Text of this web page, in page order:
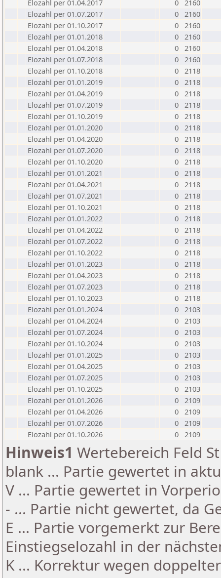
Elozahl per 01.04.2017
0 2160
Elozahl per 01.07.2017
0 2160
Elozahl per 01.10.2017
0 2160
Elozahl per 01.01.2018
0 2160
Elozahl per 01.04.2018
0 2160
Elozahl per 01.07.2018
0 2160
Elozahl per 01.10.2018
0 2118
Elozahl per 01.01.2019
0 2118
Elozahl per 01.04.2019
0 2118
Elozahl per 01.07.2019
0 2118
Elozahl per 01.10.2019
0 2118
Elozahl per 01.01.2020
0 2118
Elozahl per 01.04.2020
0 2118
Elozahl per 01.07.2020
0 2118
Elozahl per 01.10.2020
0 2118
Elozahl per 01.01.2021
0 2118
Elozahl per 01.04.2021
0 2118
Elozahl per 01.07.2021
0 2118
Elozahl per 01.10.2021
0 2118
Elozahl per 01.01.2022
0 2118
Elozahl per 01.04.2022
0 2118
Elozahl per 01.07.2022
0 2118
Elozahl per 01.10.2022
0 2118
Elozahl per 01.01.2023
0 2118
Elozahl per 01.04.2023
0 2118
Elozahl per 01.07.2023
0 2118
Elozahl per 01.10.2023
0 2118
Elozahl per 01.01.2024
0 2103
Elozahl per 01.04.2024
0 2103
Elozahl per 01.07.2024
0 2103
Elozahl per 01.10.2024
0 2103
Elozahl per 01.01.2025
0 2103
Elozahl per 01.04.2025
0 2103
Elozahl per 01.07.2025
0 2103
Elozahl per 01.10.2025
0 2103
Elozahl per 01.01.2026
0 2109
Elozahl per 01.04.2026
0 2109
Elozahl per 01.07.2026
0 2109
Elozahl per 01.10.2026
0 2109
Hinweis1 Wertebereich Feld
blank ... Partie gewertet in
V ... Partie gewertet in
- ... Partie nicht gewertet, da
E ... Partie vorgemerkt zur
Einstiegselozahl in der
K ... Korrektur wegen